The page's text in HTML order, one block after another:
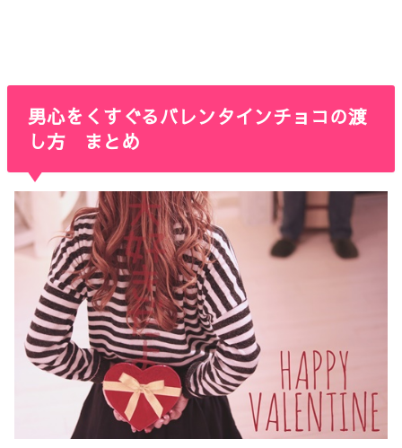
男心をくすぐるバレンタインチョコの渡
し方 まとめ